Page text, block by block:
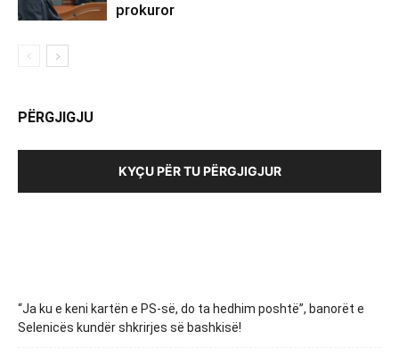
prokuror
PËRGJIGJU
KYÇU PËR TU PËRGJIGJUR
“Ja ku e keni kartën e PS-së, do ta hedhim poshtë”, banorët e
Selenicës kundër shkrirjes së bashkisë!